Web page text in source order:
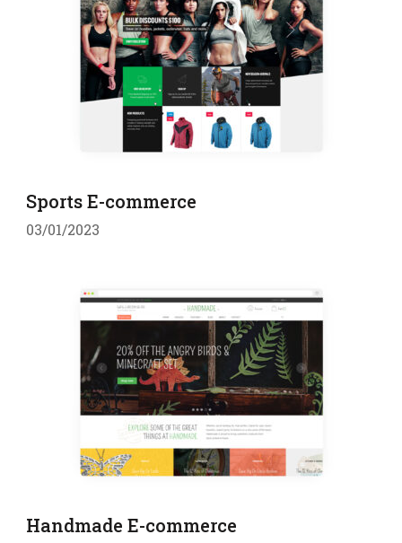
Sports E-commerce
03/01/2023
Handmade E-commerce